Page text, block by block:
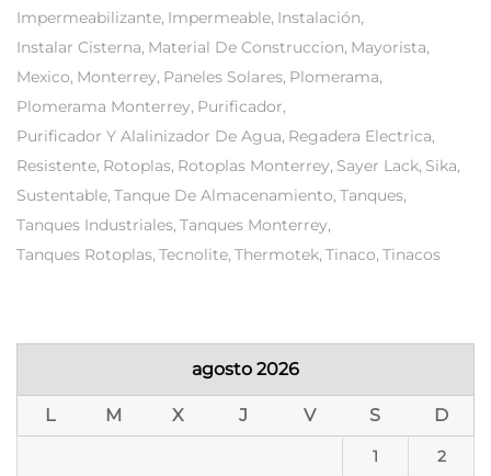
Impermeabilizante Impermeable Instalación
Instalar Cisterna Material De Construccion Mayorista
Mexico Monterrey Paneles Solares Plomerama
Plomerama Monterrey Purificador
Purificador Y Alalinizador De Agua Regadera Electrica
Resistente Rotoplas Rotoplas Monterrey Sayer Lack Sika
Sustentable Tanque De Almacenamiento Tanques
Tanques Industriales Tanques Monterrey
Tanques Rotoplas Tecnolite Thermotek Tinaco Tinacos
agosto 2026
L M X J V S D
1 2